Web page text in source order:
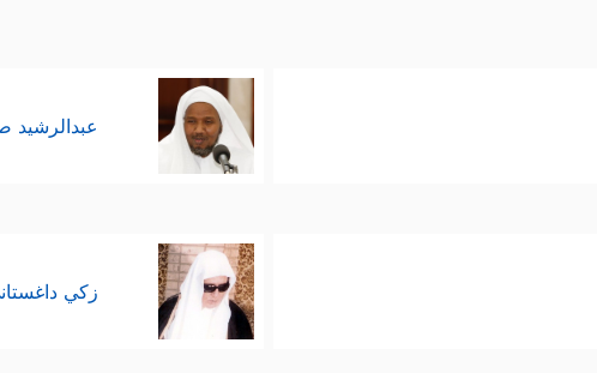
عبدالرشيد
زكي